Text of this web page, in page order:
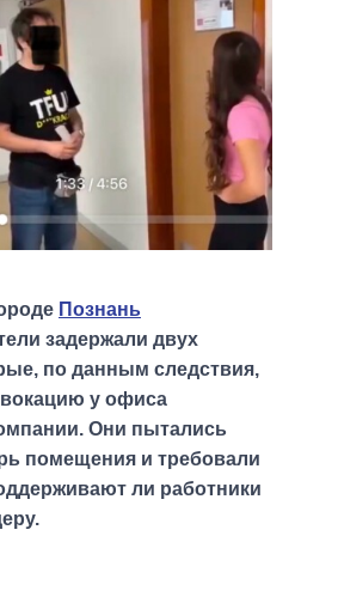
Познань
задержали двух
по данным следствия,
у офиса
Они пытались
помещения и требовали
ли работники